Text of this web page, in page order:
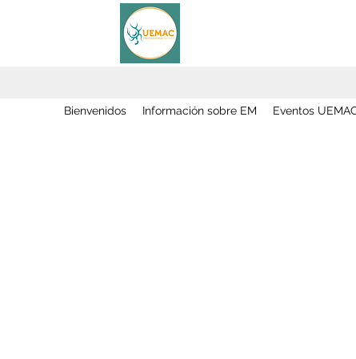
Bienvenidos Información sobre EM Eventos